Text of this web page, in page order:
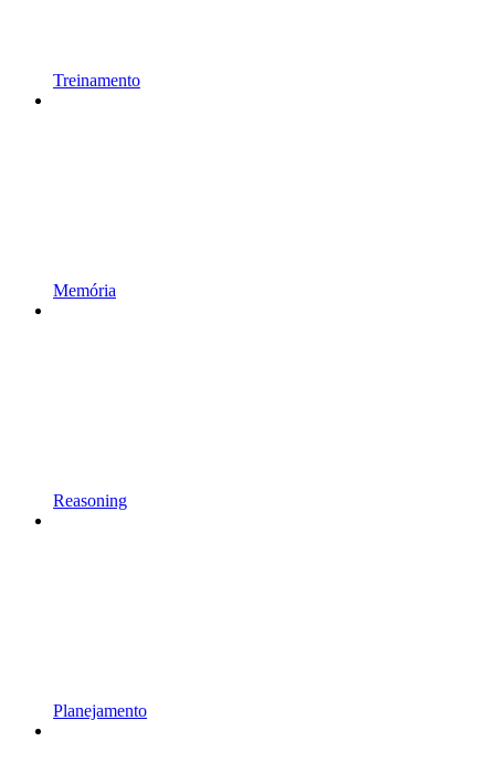
Treinamento
Memória
Reasoning
Planejamento